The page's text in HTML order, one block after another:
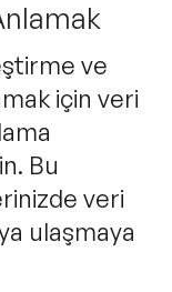
ve
için veri
Bu
veri
ulaşmaya